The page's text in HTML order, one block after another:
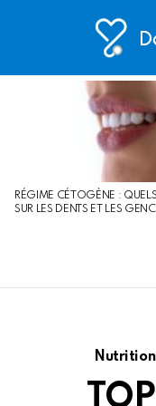
RÉGIME CÉTOGÈNE : QUELS
SUR LES DENTS ET LES
Nutrition